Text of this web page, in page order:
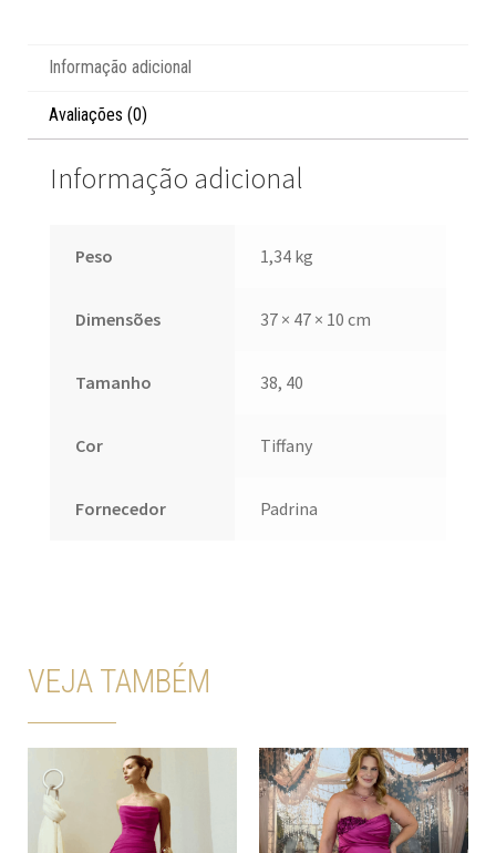
Informação adicional
Avaliações (0)
Informação adicional
Peso 1,34 kg
Dimensões 37 × 47 × 10 cm
Tamanho 38, 40
Cor Tiffany
Fornecedor Padrina
VEJA TAMBÉM